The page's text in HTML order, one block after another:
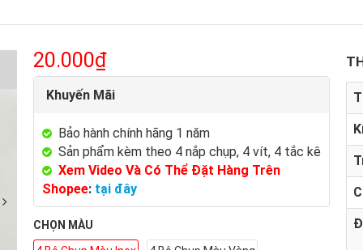
20.000₫
Khuyến Mãi
Bảo hành chính hãng 1 năm
Sản phẩm kèm theo 4 nắp chụp, 4 vít, 4 tắc kê
Xem Video Và Có Thể Đặt Hàng Trên
Shopee: tại đây
CHỌN MÀU